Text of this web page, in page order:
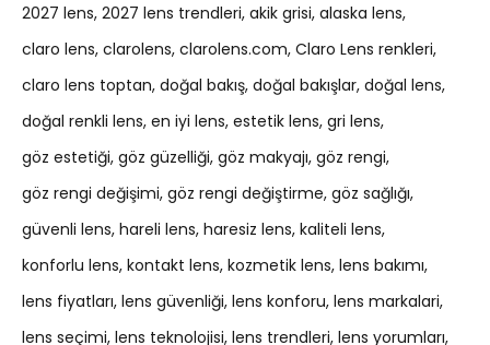
2027 lens 2027 lens trendleri akik grisi alaska lens
claro lens clarolens clarolens.com Claro Lens renkleri
claro lens toptan doğal bakış doğal bakışlar doğal lens
doğal renkli lens en iyi lens estetik lens gri lens
göz estetiği göz güzelliği göz makyajı göz rengi
göz rengi değişimi göz rengi değiştirme göz sağlığı
güvenli lens hareli lens haresiz lens kaliteli lens
konforlu lens kontakt lens kozmetik lens lens bakımı
lens fiyatları lens güvenliği lens konforu lens markalari
lens seçimi lens teknolojisi lens trendleri lens yorumları